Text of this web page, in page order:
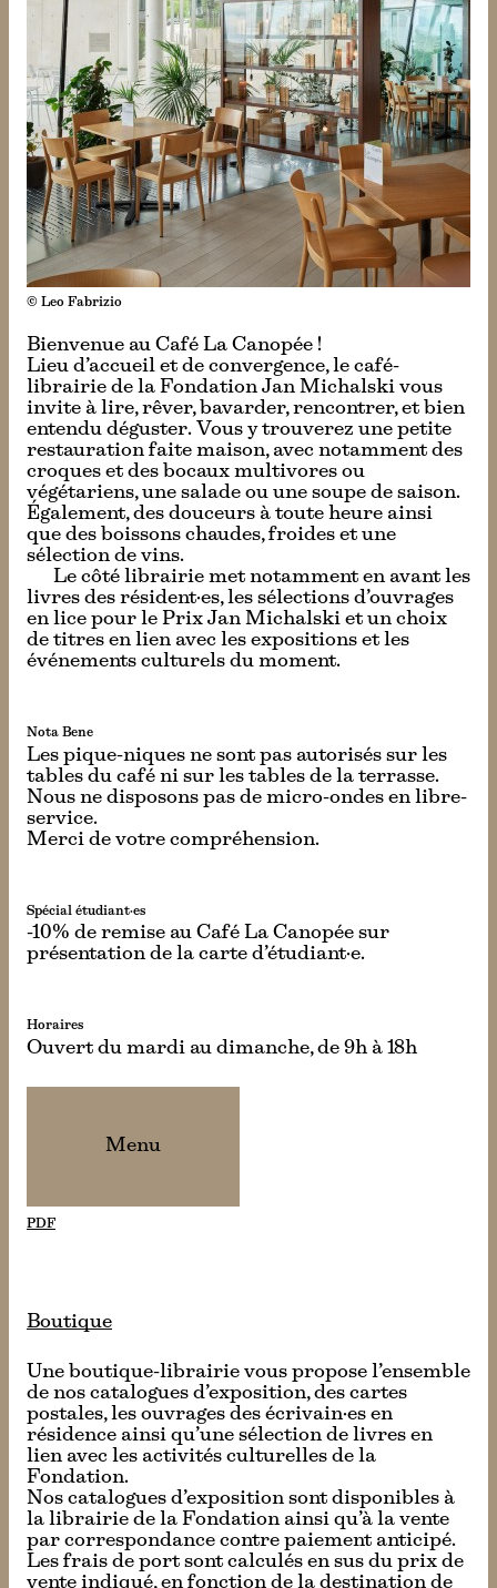
© Leo Fabrizio
Bienvenue au Café La Canopée !
Lieu d’accueil et de convergence, le café-
librairie de la Fondation Jan Michalski vous
invite à lire, rêver, bavarder, rencontrer, et bien
entendu déguster. Vous y trouverez une petite
restauration faite maison, avec notamment des
croques et des bocaux multivores ou
végétariens, une salade ou une soupe de saison.
Également, des douceurs à toute heure ainsi
que des boissons chaudes, froides et une
sélection de vins.
Le côté librairie met notamment en avant les
livres des résident·es, les sélections d’ouvrages
en lice pour le Prix Jan Michalski et un choix
de titres en lien avec les expositions et les
événements culturels du moment.
Nota Bene
Les pique-niques ne sont pas autorisés sur les
tables du café ni sur les tables de la terrasse.
Nous ne disposons pas de micro-ondes en libre-
service.
Merci de votre compréhension.
Spécial étudiant·es
-10% de remise au Café La Canopée sur
présentation de la carte d’étudiant·e.
Horaires
Ouvert du mardi au dimanche, de 9h à 18h
Menu
PDF
Boutique
Une boutique-librairie vous propose l’ensemble
de nos catalogues d’exposition, des cartes
postales, les ouvrages des écrivain·es en
résidence ainsi qu’une sélection de livres en
lien avec les activités culturelles de la
Fondation.
Nos catalogues d’exposition sont disponibles à
la librairie de la Fondation ainsi qu’à la vente
par correspondance contre paiement anticipé.
Les frais de port sont calculés en sus du prix de
vente indiqué, en fonction de la destination de